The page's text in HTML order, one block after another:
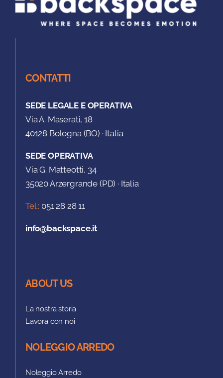
CONTATTI
SEDE LEGALE E OPERATIVA
Via A. Maserati, 18
40128 Bologna (BO) · Italia
SEDE OPERATIVA
Via G. Matteotti, 34
35020 Arzergrande (PD) · Italia
Tel.: 051 28 28 11
info@backspace.it
ABOUT US
La nostra storia
Lavora con noi
NOLEGGIO ARREDO
Noleggio Arredo